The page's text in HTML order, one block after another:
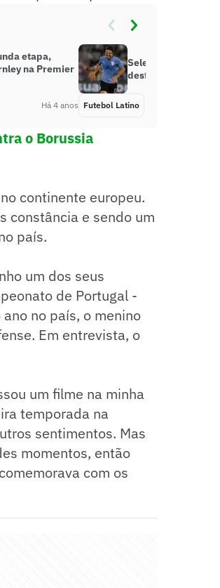
etapa,
na Premier
Há 4 anos
Seleção Uruguaia é
desfalca quatro
Futebol Latino
o Borussia
continente europeu.
constância e sendo um
país.
um dos seus
de Portugal -
no país, o menino
Em entrevista, o
um filme na minha
temporada na
sentimentos. Mas
momentos, então
com os